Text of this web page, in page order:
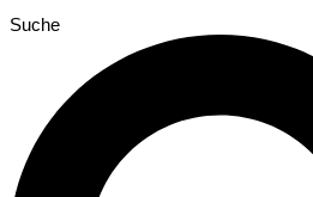
Suche